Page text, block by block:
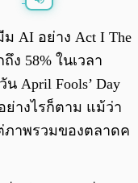
0:00
AI อย่าง Act I The
ง 58% ในเวลา
April Fools’ Day
ย่างไรก็ตาม แม้ว่า
ภาพรวมของตลาดค